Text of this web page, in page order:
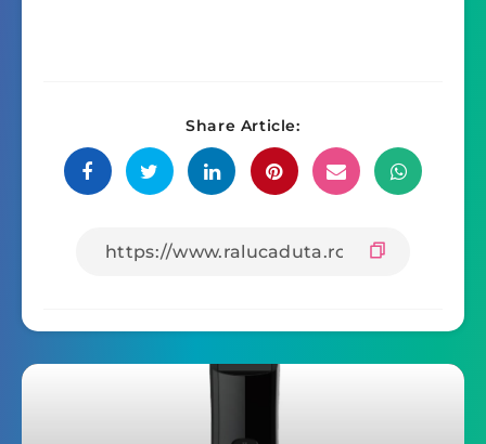
Share Article: